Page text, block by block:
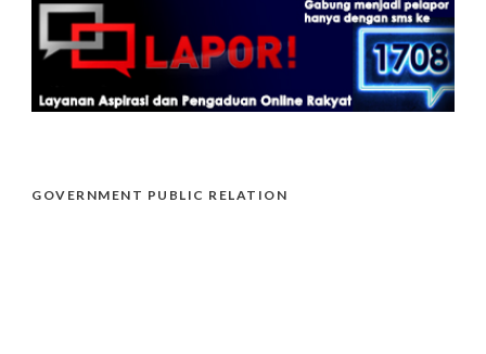
GOVERNMENT PUBLIC RELATION